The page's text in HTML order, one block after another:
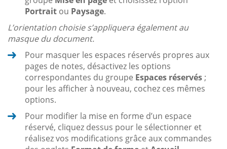
Portrait ou Paysage.
L’orientation choisie s’appliquera également au
masque du document.
Pour masquer les espaces réservés propres aux
pages de notes, désactivez les options
correspondantes du groupe Espaces réservés ;
pour les afficher à nouveau, cochez ces mêmes
options.
Pour modifier la mise en forme d’un espace
réservé, cliquez dessus pour le sélectionner et
réalisez vos modifications grâce aux commandes